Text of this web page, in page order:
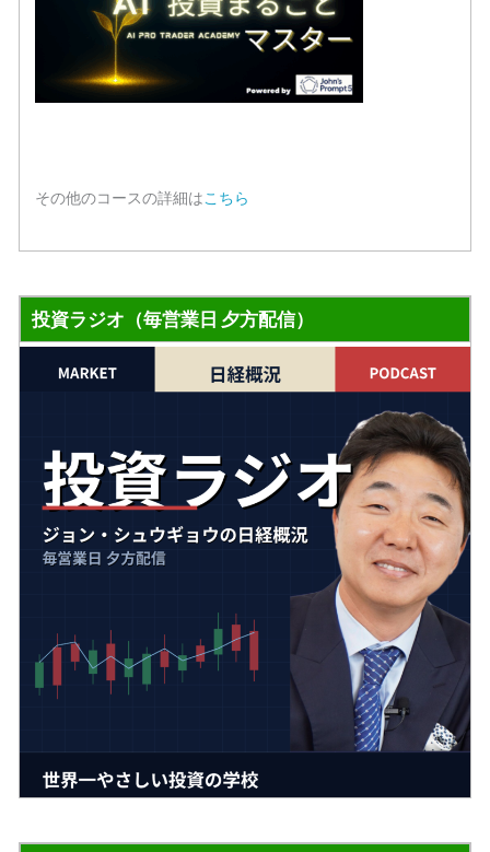
その他のコースの詳細はこちら
投資ラジオ（毎営業日 夕方配信）